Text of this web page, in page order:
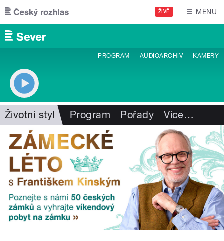
Přejít k hlavnímu obsahu
ŽIVĚ MENU
PROGRAM AUDIOARCHIV KAMERY
Životní styl Program Pořady Více…